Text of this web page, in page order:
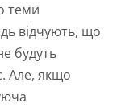
теми
відчують, що
будуть
Але, якщо